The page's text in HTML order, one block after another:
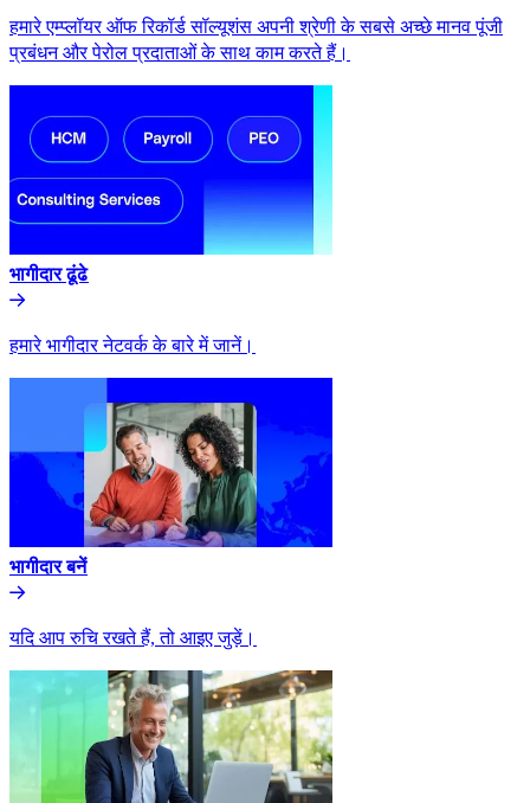
हमारे एम्प्लॉयर ऑफ रिकॉर्ड सॉल्यूशंस अपनी श्रेणी के सबसे अच्छे मानव पूंजी
प्रबंधन और पेरोल प्रदाताओं के साथ काम करते हैं।​​
भागीदार ढूंढे​​
हमारे भागीदार नेटवर्क के बारे में जानें।​​
भागीदार बनें​​
यदि आप रुचि रखते हैं, तो आइए जुड़ें।​​